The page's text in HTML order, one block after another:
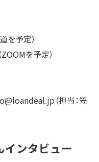
を予定）
を予定）
（担当：笠
インタビュー